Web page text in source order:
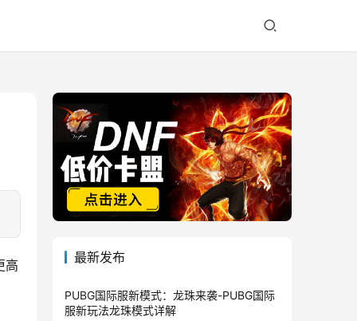
高
最新发布
PUBG国际服新模式：龙珠来袭-PUBG国际
服新玩法龙珠模式详解